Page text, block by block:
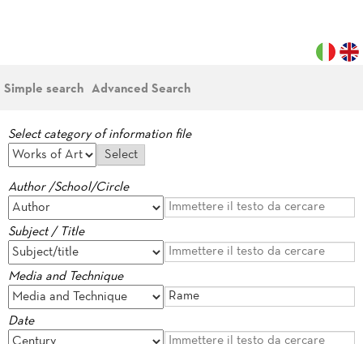
Simple search Advanced Search
Select category of information file
Author /School/Circle
Subject / Title
Media and Technique
Date